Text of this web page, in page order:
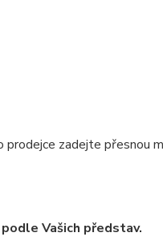
zadejte přesnou
Vašich představ.